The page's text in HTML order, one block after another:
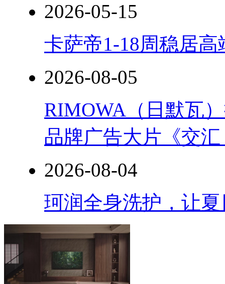
2026-05-15
卡萨帝1-18周稳居
2026-08-05
RIMOWA（日默瓦
品牌广告大片《交
2026-08-04
珂润全身洗护，让